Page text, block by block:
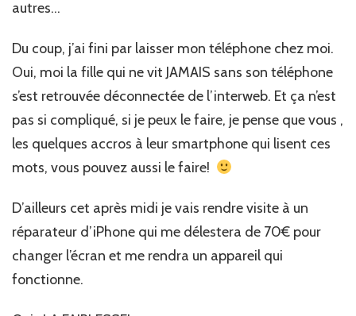
autres…
Du coup, j’ai fini par laisser mon téléphone chez moi.
Oui, moi la fille qui ne vit JAMAIS sans son téléphone
s’est retrouvée déconnectée de l’interweb. Et ça n’est
pas si compliqué, si je peux le faire, je pense que vous ,
les quelques accros à leur smartphone qui lisent ces
mots, vous pouvez aussi le faire!
D’ailleurs cet après midi je vais rendre visite à un
réparateur d’iPhone qui me délestera de 70€ pour
changer l’écran et me rendra un appareil qui
fonctionne.